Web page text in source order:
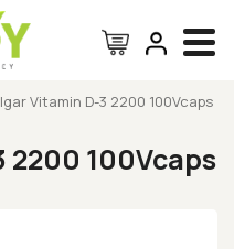
Vitamin D-3 2200 100Vcaps
2200 100Vcaps